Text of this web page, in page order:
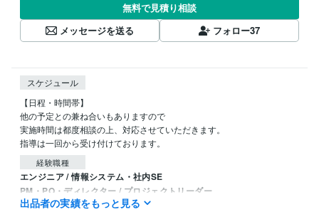
無料で見積り相談
メッセージを送る
フォロー37
スケジュール
【日程・時間帯】
他の予定との兼ね合いもありますので
実施時間は都度相談の上、対応させていただきます。
指導は一回から受け付けております。
経験職種
エンジニア / 情報システム・社内SE
PM・PO・ディレクター / プロジェクトリーダー
マーケティング / 広報・PR
経験年数 : 1年
出品者の実績をもっと見る